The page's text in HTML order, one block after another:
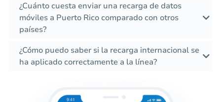
¿Cuánto cuesta enviar una recarga de datos
móviles a Puerto Rico comparado con otros
países?
¿Cómo puedo saber si la recarga internacional se
ha aplicado correctamente a la línea?